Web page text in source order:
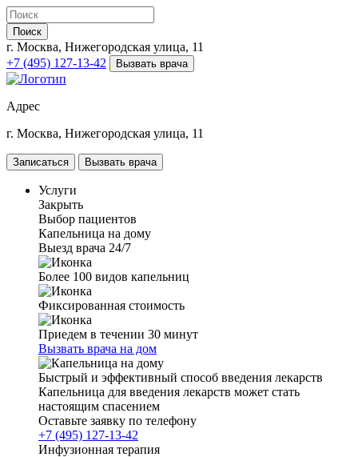
Поиск
г. Москва, Нижегородская улица, 11
+7 (495) 127-13-42
Вызвать врача
Адрес
г. Москва, Нижегородская улица, 11
Записаться Вызвать врача
Услуги
Закрыть
Выбор пациентов
Капельница на дому
Выезд врача 24/7
Более 100 видов капельниц
Фиксированная стоимость
Приедем в течении 30 минут
Вызвать врача на дом
Быстрый и эффективный способ введения лекарств
Капельница для введения лекарств может стать
настоящим спасением
Оставьте заявку по телефону
+7 (495) 127-13-42
Инфузионная терапия